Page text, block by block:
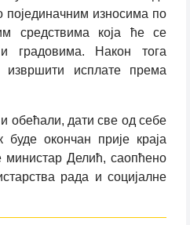
појединачним износима по
средствима која ће се
градовима. Након тога
исплате према
обећали, дати све од себе
буде окончан прије краја
министар Делић, саопћено
рада и социјалне